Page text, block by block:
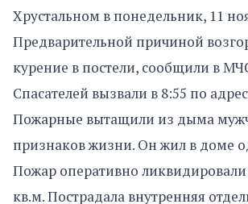
Хрустальном в понедельник, 11
Предварительной причиной
курение в постели, сообщили в
Спасателей вызвали в 8:55 по
Пожарные вытащили из дыма
признаков жизни. Он жил в доме
Пожар оперативно
кв.м. Пострадала внутренняя